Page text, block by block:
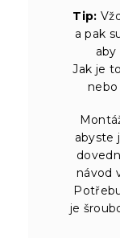
Tip:
a pak
Jak je
abyste
návod
je